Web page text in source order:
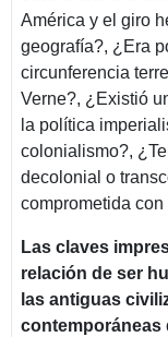
América y el giro
geografía?, ¿Era
circunferencia
Verne?, ¿Existió
la política
colonialismo?,
decolonial o
comprometida
Las claves
relación de ser
las antiguas
contemporáneas